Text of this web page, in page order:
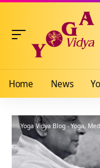
Home News
Yoga Vidya Blog - Yoga,